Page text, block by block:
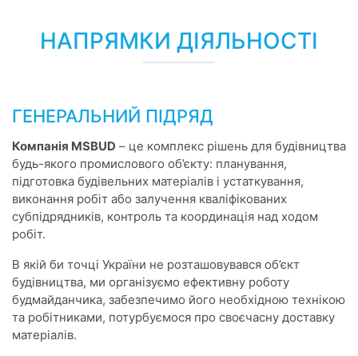
НАПРЯМКИ ДІЯЛЬНОСТІ
ГЕНЕРАЛЬНИЙ ПІДРЯД
Компанія MSBUD – це комплекс рішень для будівництва
будь-якого промислового об’єкту: планування,
підготовка будівельних матеріалів і устаткування,
виконання робіт або залучення кваліфікованих
субпідрядників, контроль та координація над ходом
робіт.
В якій би точці України не розташовувався об’єкт
будівництва, ми організуємо ефективну роботу
будмайданчика, забезпечимо його необхідною технікою
та робітниками, потурбуємося про своєчасну доставку
матеріалів.